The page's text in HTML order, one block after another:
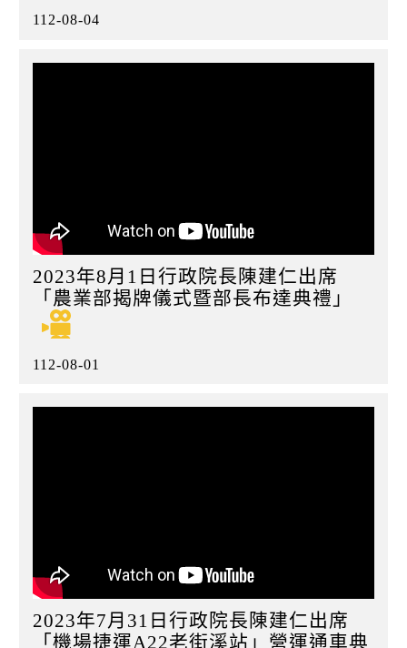
112-08-04
2023年8月1日行政院長陳建仁出席
「農業部揭牌儀式暨部長布達典禮」
112-08-01
2023年7月31日行政院長陳建仁出席
「機場捷運A22老街溪站」營運通車典